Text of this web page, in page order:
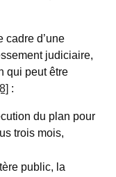
cadre d’une
judiciaire,
qui peut être
:
du plan pour
trois mois,
public, la